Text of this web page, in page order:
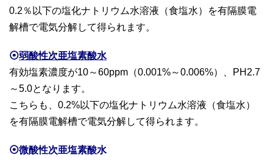
0.2％以下の塩化ナトリウム水溶液（食塩水）を有隔膜電
解槽で電気分解して得られます。
⦿弱酸性次亜塩素酸水
有効塩素濃度が10～60ppm（0.001%～0.006%）、PH2.7
～5.0となります。
こちらも、0.2%以下の塩化ナトリウム水溶液（食塩水）
を有隔膜電解槽で電気分解して得られます。
⦿微酸性次亜塩素酸水